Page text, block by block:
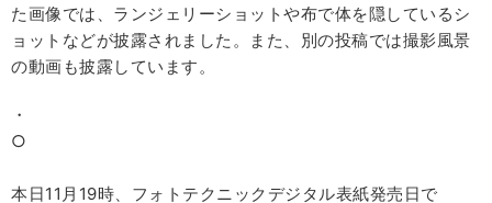
た画像では、ランジェリーショットや布で体を隠しているシ
ョットなどが披露されました。また、別の投稿では撮影風景
の動画も披露しています。
・
○
本日11月19時、フォトテクニックデジタル表紙発売日で